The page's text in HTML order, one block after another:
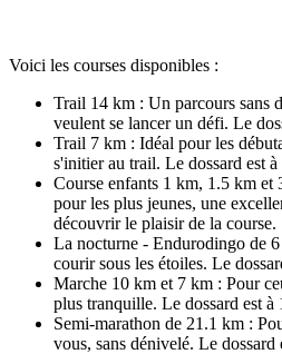
Voici les courses disponibles :
Trail 14 km : Un parcours sans
veulent se lancer un défi. Le
Trail 7 km : Idéal pour les
s'initier au trail. Le dossard est à
Course enfants 1 km, 1.5 km et
pour les plus jeunes, une
découvrir le plaisir de la course.
La nocturne - Endurodingo de
courir sous les étoiles. Le
Marche 10 km et 7 km : Pour
plus tranquille. Le dossard est à
Semi-marathon de 21.1 km :
vous, sans dénivelé. Le dossard